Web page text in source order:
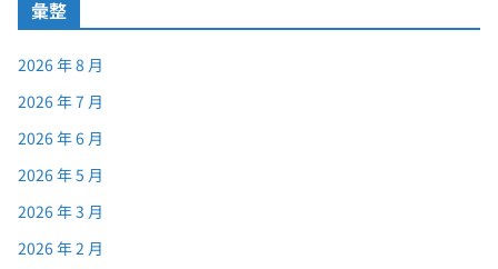
彙整
2026 年 8 月
2026 年 7 月
2026 年 6 月
2026 年 5 月
2026 年 3 月
2026 年 2 月